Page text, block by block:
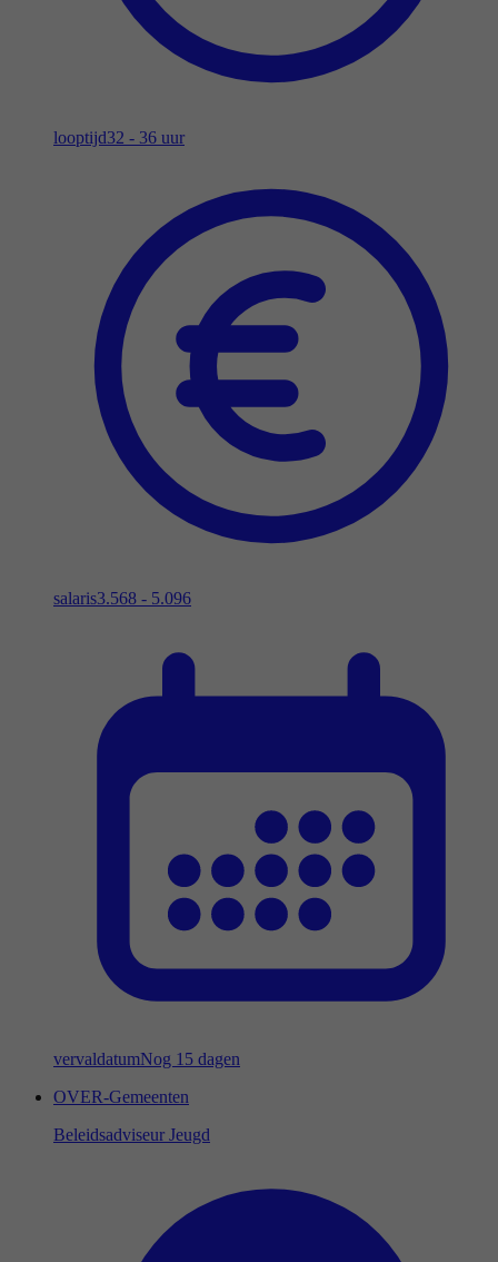
looptijd32 - 36 uur
salaris3.568 - 5.096
vervaldatumNog 15 dagen
OVER-Gemeenten
Beleidsadviseur Jeugd